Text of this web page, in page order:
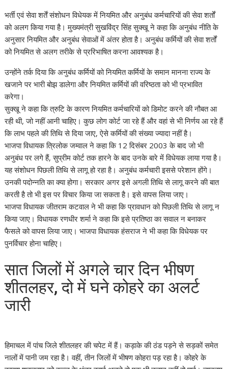
भर्ती एवं सेवा शर्तें संशोधन विधेयक में नियमित और अनुबंध कर्मचारियों की सेवा शर्तों
को अलग किया गया है। मुख्यमंत्री सुखविंद्र सिंह सुक्खू ने कहा कि अनुबंध नीति के
अनुसार नियमित और अनुबंध सेवाओं में अंतर होता है। अनुबंध कर्मियों की सेवा शर्तों
को नियमित से अलग तरीके से प्ररिभाषित करना आवश्यक है।
उन्होंने तर्क दिया कि अनुबंध कर्मियों को नियमित कर्मियों के समान मानना राज्य के
खजाने पर भारी बोझ डालेगा और नियमित कर्मियों की वरिष्ठता को भी प्रभावित
करेगा।
सुक्खू ने कहा कि त्रुटि के कारण नियमित कर्मचारियों को डिमोट करने की नौबत आ
रही थी, जो नहीं आनी चाहिए। कुछ लोग कोर्ट जा रहे हैं और वहां से भी निर्णय आ रहे हैं
कि लाभ पहले की तिथि से दिया जाए, ऐसे कर्मियों की संख्या ज्यादा नहीं है।
भाजपा विधायक त्रिलोक जम्वाल ने कहा कि 12 दिसंबर 2003 के बाद जो भी
अनुबंध पर लगे हैं, सुप्रीम कोर्ट तक हारने के बाद उनके बारे में विधेयक लाया गया है।
यह संशोधन पिछली तिथि से लागू हो रहा है। अनुबंध कर्मचारी इससे परेशान होंगे।
उनकी पदोन्नति का क्या होगा। सरकार अगर इसे अगली तिथि से लागू करने की बात
करती है तो भी इस पर विचार किया जा सकता है। इसे वापस लिया जाए।
भाजपा विधायक जीतराम कटवाल ने भी कहा कि प्रावधान को पिछली तिथि से लागू न
किया जाए। विधायक रणधीर शर्मा ने कहा कि इसे प्रतिष्ठा का सवाल न बनाकर
फैसले को वापस लिया जाए। भाजपा विधायक हंसराज ने भी कहा कि विधेयक पर
पुनर्विचार होना चाहिए।
सात जिलों में अगले चार दिन भीषण
शीतलहर, दो में घने कोहरे का अलर्ट
जारी
हिमाचल में पांच जिले शीतलहर की चपेट में हैं। कड़ाके की ठंड पड़ने से सड़कों समेत
नालों में पानी जम रहा है। वहीं, तीन जिलों में भीषण कोहरा पड़ रहा है। कोहरे के